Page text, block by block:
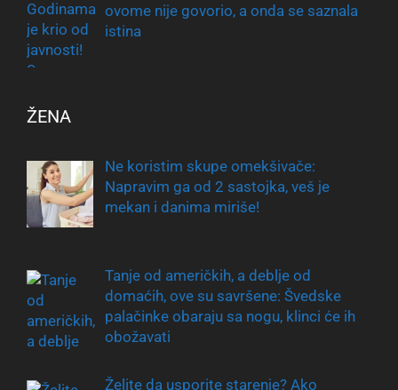
ovome nije govorio, a onda se saznala
istina
ŽENA
Ne koristim skupe omekšivače:
Napravim ga od 2 sastojka, veš je
mekan i danima miriše!
Tanje od američkih, a deblje od
domaćih, ove su savršene: Švedske
palačinke obaraju sa nogu, klinci će ih
obožavati
Želite da usporite starenje? Ako